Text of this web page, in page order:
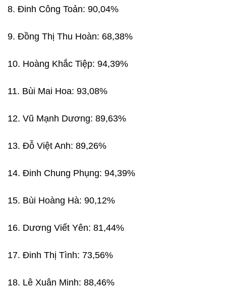
8. Đinh Công Toản: 90,04%
9. Đồng Thị Thu Hoàn: 68,38%
10. Hoàng Khắc Tiệp: 94,39%
11. Bùi Mai Hoa: 93,08%
12. Vũ Mạnh Dương: 89,63%
13. Đỗ Việt Anh: 89,26%
14. Đinh Chung Phụng: 94,39%
15. Bùi Hoàng Hà: 90,12%
16. Dương Viết Yên: 81,44%
17. Đinh Thị Tình: 73,56%
18. Lê Xuân Minh: 88,46%